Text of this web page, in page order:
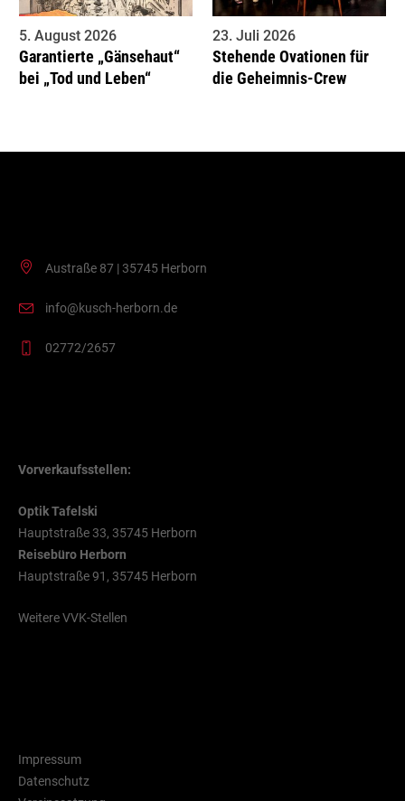
5. August 2026
Garantierte „Gänsehaut“
bei „Tod und Leben“
23. Juli 2026
Stehende Ovationen für
die Geheimnis-Crew
Austraße 87 | 35745 Herborn
info@kusch-herborn.de
02772/2657
Vorverkaufsstellen:
Optik Tafelski
Hauptstraße 33, 35745 Herborn
Reisebüro Herborn
Hauptstraße 91, 35745 Herborn
Weitere VVK-Stellen
Impressum
Datenschutz